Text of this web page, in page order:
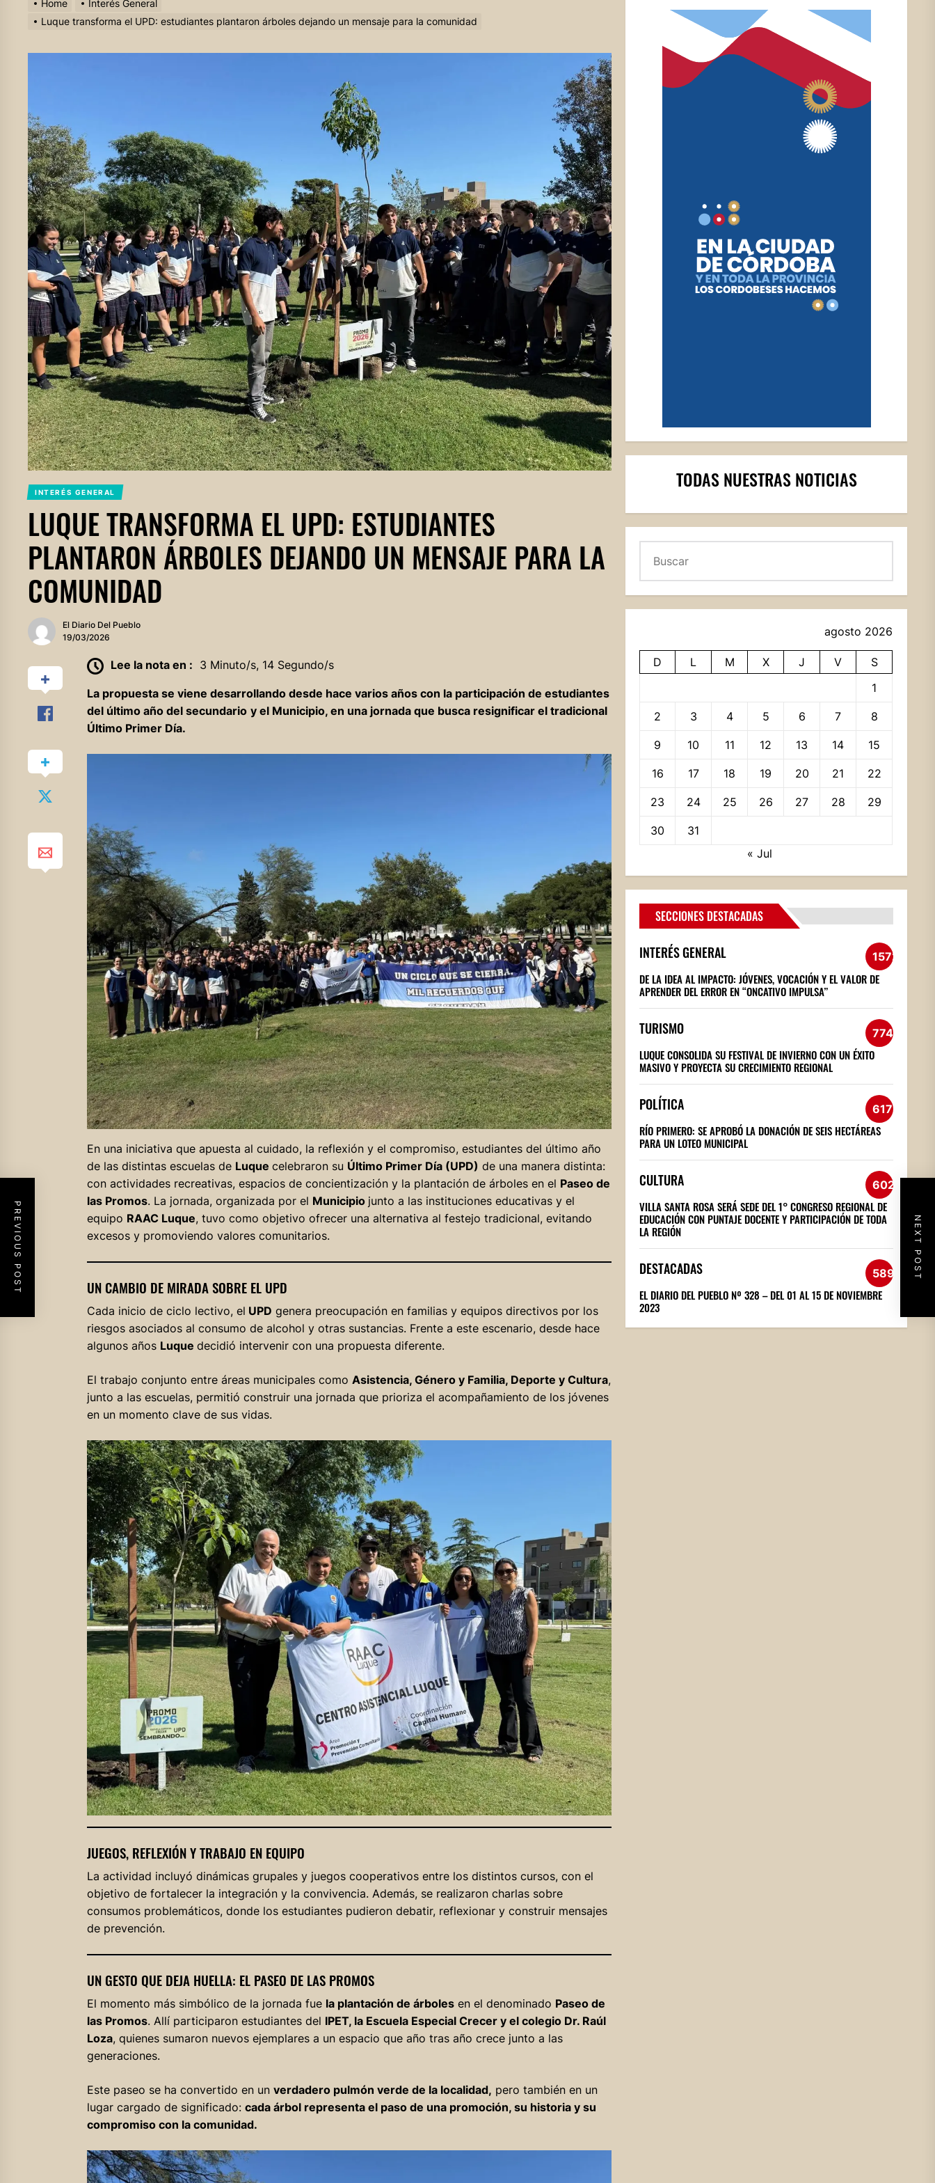
Home
Interés General
Luque transforma el UPD: estudiantes plantaron árboles dejando un mensaje para la comunidad
INTERÉS GENERAL
LUQUE TRANSFORMA EL UPD: ESTUDIANTES
PLANTARON ÁRBOLES DEJANDO UN MENSAJE PARA LA
COMUNIDAD
El Diario Del Pueblo
19/03/2026
Lee la nota en : 3 Minuto/s, 14 Segundo/s
La propuesta se viene desarrollando desde hace varios años con la participación de estudiantes
del último año del secundario y el Municipio, en una jornada que busca resignificar el tradicional
Último Primer Día.
En una iniciativa que apuesta al cuidado, la reflexión y el compromiso, estudiantes del último año
de las distintas escuelas de Luque celebraron su Último Primer Día (UPD) de una manera distinta:
con actividades recreativas, espacios de concientización y la plantación de árboles en el Paseo de
las Promos. La jornada, organizada por el Municipio junto a las instituciones educativas y el
equipo RAAC Luque, tuvo como objetivo ofrecer una alternativa al festejo tradicional, evitando
excesos y promoviendo valores comunitarios.
UN CAMBIO DE MIRADA SOBRE EL UPD
Cada inicio de ciclo lectivo, el UPD genera preocupación en familias y equipos directivos por los
riesgos asociados al consumo de alcohol y otras sustancias. Frente a este escenario, desde hace
algunos años Luque decidió intervenir con una propuesta diferente.
El trabajo conjunto entre áreas municipales como Asistencia, Género y Familia, Deporte y Cultura,
junto a las escuelas, permitió construir una jornada que prioriza el acompañamiento de los jóvenes
en un momento clave de sus vidas.
JUEGOS, REFLEXIÓN Y TRABAJO EN EQUIPO
La actividad incluyó dinámicas grupales y juegos cooperativos entre los distintos cursos, con el
objetivo de fortalecer la integración y la convivencia. Además, se realizaron charlas sobre
consumos problemáticos, donde los estudiantes pudieron debatir, reflexionar y construir mensajes
de prevención.
UN GESTO QUE DEJA HUELLA: EL PASEO DE LAS PROMOS
El momento más simbólico de la jornada fue la plantación de árbolesen el denominado Paseo de
las Promos. Allí participaron estudiantes del IPET, la Escuela Especial Crecer y el colegio Dr. Raúl
Loza, quienes sumaron nuevos ejemplares a un espacio que año tras año crece junto a las
generaciones.
Este paseo se ha convertido en un verdadero pulmón verde de la localidad, pero también en un
lugar cargado de significado: cada árbol representa el paso de una promoción, su historia y su
compromiso con la comunidad.
PREVIOUS POST NEXT POST
TODAS NUESTRAS NOTICIAS
agosto 2026
D L M X J V
S
1
2 3 4 5 6 7 8
9 10 11 12 13 14 15
16 17 18 19 20 21 22
23 24 25 26 27 28 29
30
31
« Jul
SECCIONES DESTACADAS
INTERÉS GENERAL 1572
DE LA IDEA AL IMPACTO: JÓVENES, VOCACIÓN Y EL VALOR DE
APRENDER DEL ERROR EN “ONCATIVO IMPULSA”
TURISMO 774
LUQUE CONSOLIDA SU FESTIVAL DE INVIERNO CON UN ÉXITO
MASIVO Y PROYECTA SU CRECIMIENTO REGIONAL
POLÍTICA 617
RÍO PRIMERO: SE APROBÓ LA DONACIÓN DE SEIS HECTÁREAS
PARA UN LOTEO MUNICIPAL
CULTURA 602
VILLA SANTA ROSA SERÁ SEDE DEL 1° CONGRESO REGIONAL DE
EDUCACIÓN CON PUNTAJE DOCENTE Y PARTICIPACIÓN DE TODA
LA REGIÓN
DESTACADAS 589
EL DIARIO DEL PUEBLO Nº 328 – DEL 01 AL 15 DE NOVIEMBRE
2023